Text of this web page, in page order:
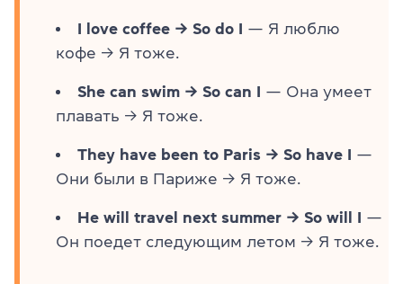
I love coffee → So do I
— Я люблю
кофе → Я тоже.
She can swim → So can I
— Она умеет
плавать → Я тоже.
They have been to Paris → So have I
—
Они были в Париже → Я тоже.
He will travel next summer → So will I
—
Он поедет следующим летом → Я тоже.